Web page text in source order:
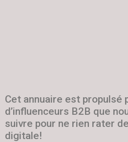
Cet annuaire est propulsé
d’influenceurs B2B que
suivre pour ne rien rater
digitale!